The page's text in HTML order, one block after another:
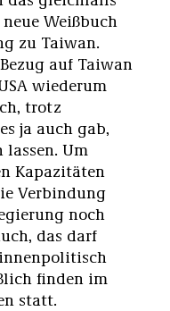
Weißbuch
zu Taiwan.
auf Taiwan
wiederum
trotz
ja auch gab,
lassen. Um
Kapazitäten
Verbindung
noch
das darf
finden im
statt.